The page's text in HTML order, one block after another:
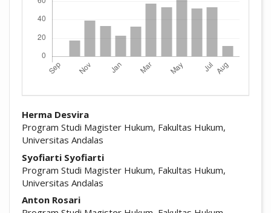
Herma Desvira
Program Studi Magister Hukum, Fakultas Hukum,
Universitas Andalas
Syofiarti Syofiarti
Program Studi Magister Hukum, Fakultas Hukum,
Universitas Andalas
Anton Rosari